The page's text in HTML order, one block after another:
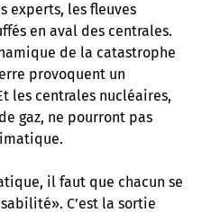
experts, les fleuves
en aval des centrales.
de la catastrophe
provoquent un
les centrales nucléaires,
gaz, ne pourront pas
il faut que chacun se
C’est la sortie